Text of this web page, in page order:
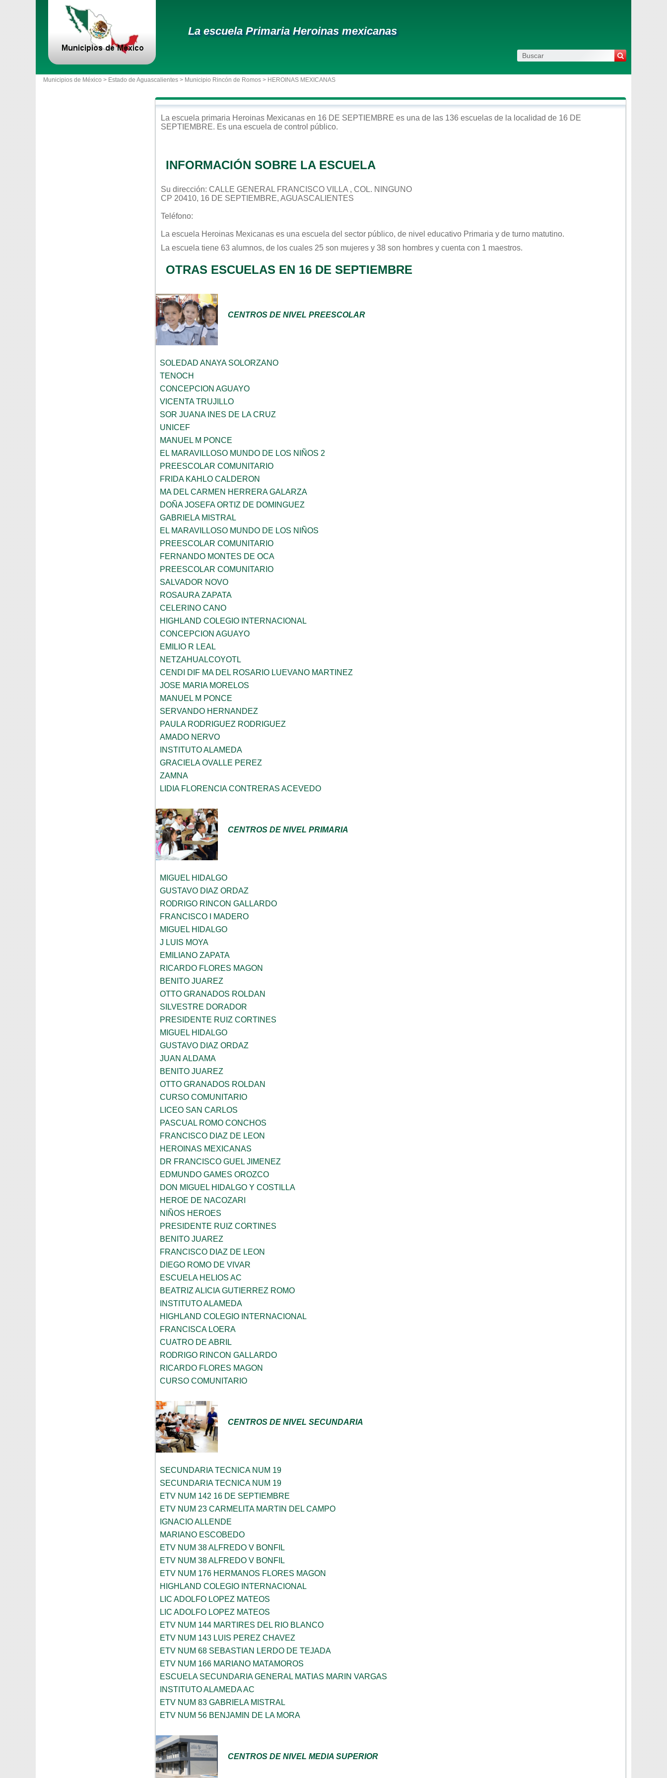
La escuela Primaria Heroinas mexicanas
Municipios de México > Estado de Aguascalientes > Municipio Rincón de Romos > HEROINAS MEXICANAS
La escuela primaria Heroinas Mexicanas en 16 DE SEPTIEMBRE es una de las 136 escuelas de la localidad de 16 DE
SEPTIEMBRE. Es una escuela de control público.
INFORMACIÓN SOBRE LA ESCUELA
Su dirección: CALLE GENERAL FRANCISCO VILLA , COL. NINGUNO
CP 20410, 16 DE SEPTIEMBRE, AGUASCALIENTES
Teléfono:
La escuela Heroinas Mexicanas es una escuela del sector público, de nivel educativo Primaria y de turno matutino.
La escuela tiene 63 alumnos, de los cuales 25 son mujeres y 38 son hombres y cuenta con 1 maestros.
OTRAS ESCUELAS EN 16 DE SEPTIEMBRE
CENTROS DE NIVEL PREESCOLAR
SOLEDAD ANAYA SOLORZANO
TENOCH
CONCEPCION AGUAYO
VICENTA TRUJILLO
SOR JUANA INES DE LA CRUZ
UNICEF
MANUEL M PONCE
EL MARAVILLOSO MUNDO DE LOS NIÑOS 2
PREESCOLAR COMUNITARIO
FRIDA KAHLO CALDERON
MA DEL CARMEN HERRERA GALARZA
DOÑA JOSEFA ORTIZ DE DOMINGUEZ
GABRIELA MISTRAL
EL MARAVILLOSO MUNDO DE LOS NIÑOS
PREESCOLAR COMUNITARIO
FERNANDO MONTES DE OCA
PREESCOLAR COMUNITARIO
SALVADOR NOVO
ROSAURA ZAPATA
CELERINO CANO
HIGHLAND COLEGIO INTERNACIONAL
CONCEPCION AGUAYO
EMILIO R LEAL
NETZAHUALCOYOTL
CENDI DIF MA DEL ROSARIO LUEVANO MARTINEZ
JOSE MARIA MORELOS
MANUEL M PONCE
SERVANDO HERNANDEZ
PAULA RODRIGUEZ RODRIGUEZ
AMADO NERVO
INSTITUTO ALAMEDA
GRACIELA OVALLE PEREZ
ZAMNA
LIDIA FLORENCIA CONTRERAS ACEVEDO
CENTROS DE NIVEL PRIMARIA
MIGUEL HIDALGO
GUSTAVO DIAZ ORDAZ
RODRIGO RINCON GALLARDO
FRANCISCO I MADERO
MIGUEL HIDALGO
J LUIS MOYA
EMILIANO ZAPATA
RICARDO FLORES MAGON
BENITO JUAREZ
OTTO GRANADOS ROLDAN
SILVESTRE DORADOR
PRESIDENTE RUIZ CORTINES
MIGUEL HIDALGO
GUSTAVO DIAZ ORDAZ
JUAN ALDAMA
BENITO JUAREZ
OTTO GRANADOS ROLDAN
CURSO COMUNITARIO
LICEO SAN CARLOS
PASCUAL ROMO CONCHOS
FRANCISCO DIAZ DE LEON
HEROINAS MEXICANAS
DR FRANCISCO GUEL JIMENEZ
EDMUNDO GAMES OROZCO
DON MIGUEL HIDALGO Y COSTILLA
HEROE DE NACOZARI
NIÑOS HEROES
PRESIDENTE RUIZ CORTINES
BENITO JUAREZ
FRANCISCO DIAZ DE LEON
DIEGO ROMO DE VIVAR
ESCUELA HELIOS AC
BEATRIZ ALICIA GUTIERREZ ROMO
INSTITUTO ALAMEDA
HIGHLAND COLEGIO INTERNACIONAL
FRANCISCA LOERA
CUATRO DE ABRIL
RODRIGO RINCON GALLARDO
RICARDO FLORES MAGON
CURSO COMUNITARIO
CENTROS DE NIVEL SECUNDARIA
SECUNDARIA TECNICA NUM 19
SECUNDARIA TECNICA NUM 19
ETV NUM 142 16 DE SEPTIEMBRE
ETV NUM 23 CARMELITA MARTIN DEL CAMPO
IGNACIO ALLENDE
MARIANO ESCOBEDO
ETV NUM 38 ALFREDO V BONFIL
ETV NUM 38 ALFREDO V BONFIL
ETV NUM 176 HERMANOS FLORES MAGON
HIGHLAND COLEGIO INTERNACIONAL
LIC ADOLFO LOPEZ MATEOS
LIC ADOLFO LOPEZ MATEOS
ETV NUM 144 MARTIRES DEL RIO BLANCO
ETV NUM 143 LUIS PEREZ CHAVEZ
ETV NUM 68 SEBASTIAN LERDO DE TEJADA
ETV NUM 166 MARIANO MATAMOROS
ESCUELA SECUNDARIA GENERAL MATIAS MARIN VARGAS
INSTITUTO ALAMEDA AC
ETV NUM 83 GABRIELA MISTRAL
ETV NUM 56 BENJAMIN DE LA MORA
CENTROS DE NIVEL MEDIA SUPERIOR